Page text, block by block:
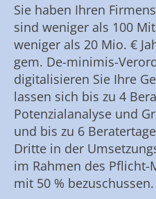
Sie haben Ihren
sind weniger als 100
weniger als 20 Mio. €
gem. De-minimis-
digitalisieren Sie Ihre
lassen sich bis zu 4
Potenzialanalyse und
und bis zu 6
Dritte in der
im Rahmen des Pflicht-
mit 50 % bezuschussen.